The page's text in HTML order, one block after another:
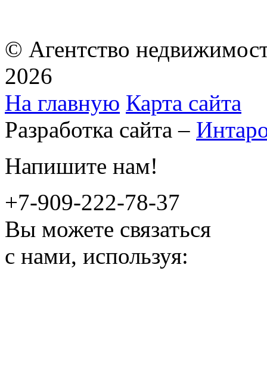
© Агентство
2026
На главную Карта сайта
Разработка сайта –
Напишите нам!
+7-909-222-78-37
Вы можете связаться
с нами, используя: